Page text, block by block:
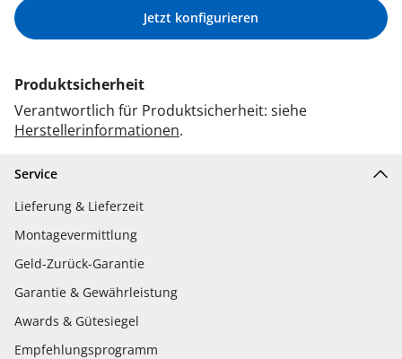
Jetzt konfigurieren
Produktsicherheit
Verantwortlich für Produktsicherheit: siehe
Herstellerinformationen.
Service
Lieferung & Lieferzeit
Montagevermittlung
Geld-Zurück-Garantie
Garantie & Gewährleistung
Awards & Gütesiegel
Empfehlungsprogramm